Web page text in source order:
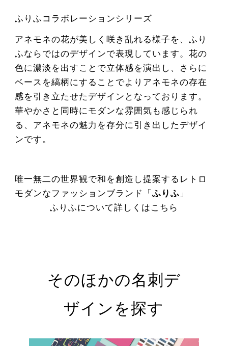
ふりふコラボレーションシリーズ
アネモネの花が美しく咲き乱れる様子を、ふり
ふならではのデザインで表現しています。花の
色に濃淡を出すことで立体感を演出し、さらに
ベースを縞柄にすることでよりアネモネの存在
感を引き立たせたデザインとなっております。
華やかさと同時にモダンな雰囲気も感じられ
る、アネモネの魅力を存分に引き出したデザイ
ンです。
唯一無二の世界観で和を創造し提案するレトロ
モダンなファッションブランド「 ふりふ 」
ふりふについて詳しくはこちら
そのほかの名刺デ
ザインを探す